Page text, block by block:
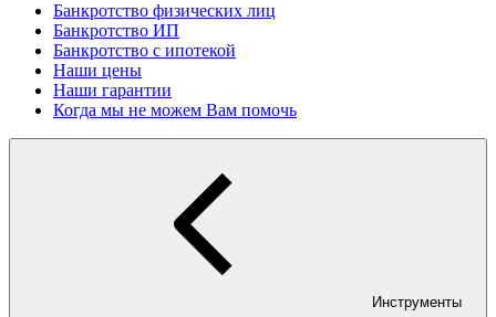
Банкротство физических лиц
Банкротство ИП
Банкротство с ипотекой
Наши цены
Наши гарантии
Когда мы не можем Вам помочь
Инструменты